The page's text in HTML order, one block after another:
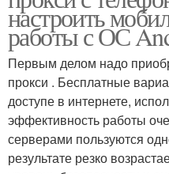
настроить
работы с ОС
Первым делом надо
прокси . Бесплатные
доступе в интернете,
эффективность работы
серверами пользуются
результате резко